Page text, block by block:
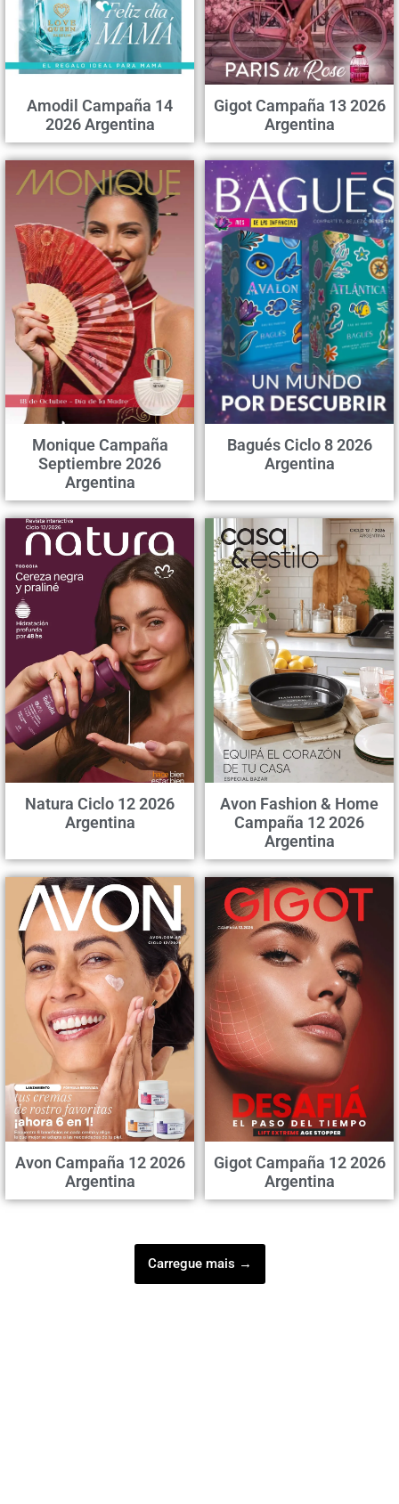
Amodil Campaña 14
2026 Argentina
Gigot Campaña 13 2026
Argentina
Monique Campaña
Septiembre 2026
Argentina
Bagués Ciclo 8 2026
Argentina
Natura Ciclo 12 2026
Argentina
Avon Fashion & Home
Campaña 12 2026
Argentina
Avon Campaña 12 2026
Argentina
Gigot Campaña 12 2026
Argentina
Carregue mais →